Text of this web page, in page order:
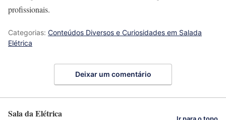
profissionais.
Categorias: Conteúdos Diversos e Curiosidades em Salada
Elétrica
Deixar um comentário
Sala da Elétrica